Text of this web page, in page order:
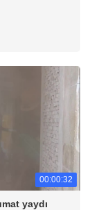
00:00:32
yaydı